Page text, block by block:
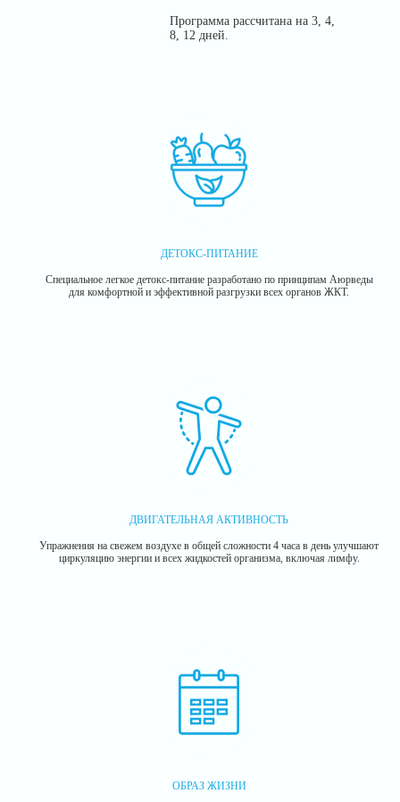
Программа рассчитана на 3, 4,
8, 12 дней
ДЕТОКС-ПИТАНИЕ
Специальное легкое детокс-питание разработано по принципам Аюрведы
для комфортной и эффективной разгрузки всех органов ЖКТ.
ДВИГАТЕЛЬНАЯ АКТИВНОСТЬ
Упражнения на свежем воздухе в общей сложности 4 часа в день улучшают
циркуляцию энергии и всех жидкостей организма, включая лимфу.
ОБРАЗ ЖИЗНИ